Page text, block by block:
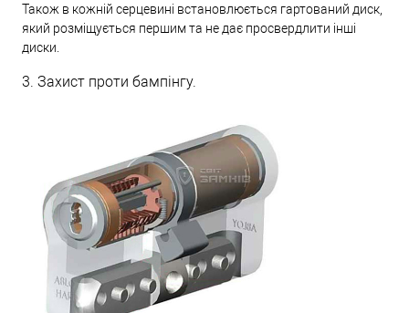
Також в кожній серцевині встановлюється гартований диск,
який розміщується першим та не дає просвердлити інші
диски.
3. Захист проти бампінгу.